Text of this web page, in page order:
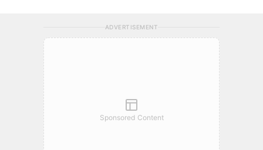
ADVERTISEMENT
Sponsored Content